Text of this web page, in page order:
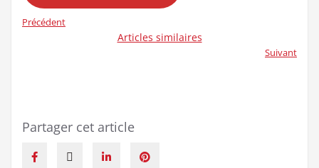
Précédent
Articles similaires
Suivant
Partager cet article